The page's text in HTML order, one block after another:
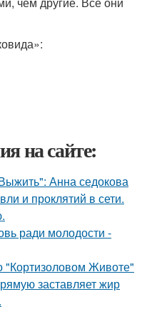
на сайте:
Анна седокова
и проклятий в сети.
ради молодости -
"Кортизоловом Животе"
заставляет жир